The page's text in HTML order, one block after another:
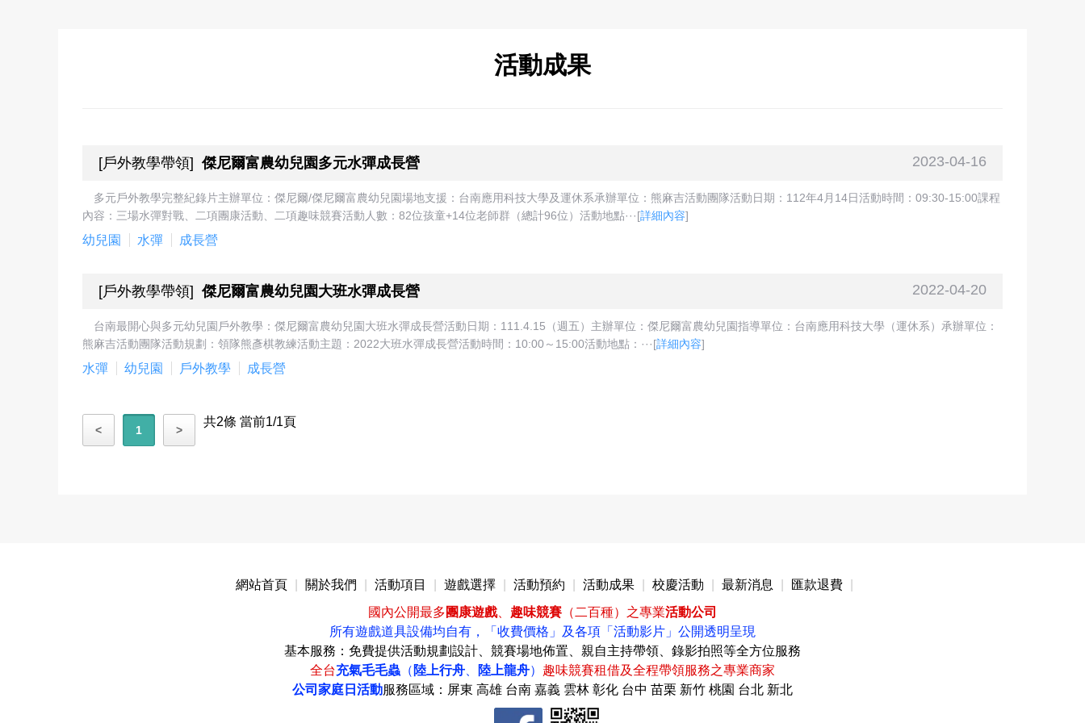
活動成果
2023-04-16
[戶外教學帶領] 傑尼爾富農幼兒園多元水彈成長營
多元戶外教學完整紀錄片主辦單位：傑尼爾/傑尼爾富農幼兒園場地支援：台南應用科技大學及運休系承辦單位：熊麻吉活動團隊活動日期：112年4月14日活動時間：09:30-15:00課程
內容：三場水彈對戰、二項團康活動、二項趣味競賽活動人數：82位孩童+14位老師群（總計96位）活動地點···[詳細內容]
幼兒園 水彈 成長營
2022-04-20
[戶外教學帶領] 傑尼爾富農幼兒園大班水彈成長營
台南最開心與多元幼兒園戶外教學：傑尼爾富農幼兒園大班水彈成長營活動日期：111.4.15（週五）主辦單位：傑尼爾富農幼兒園指導單位：台南應用科技大學（運休系）承辦單位：
熊麻吉活動團隊活動規劃：領隊熊彥棋教練活動主題：2022大班水彈成長營活動時間：10:00～15:00活動地點：···[詳細內容]
水彈 幼兒園 戶外教學 成長營
< 1 >
共2條 當前1/1頁
網站首頁 關於我們 活動項目 遊戲選擇 活動預約 活動成果 校慶活動 最新消息 匯款退費
國內公開最多團康遊戲、 趣味競賽 （二百種）之專業活動公司
所有遊戲道具設備均自有，
「收費價格」 及各項 「活動影片」公開透明呈現
基本服務：免費提供活動規劃設計、競賽場地佈置、親自主持帶領、錄影拍照等全方位服務
全台充氣毛毛蟲 （ 陸上行舟 陸上龍舟） 趣味競賽租借及全程帶領服務之專業商家
公司家庭日活動服務區域：屏東 高雄 台南 嘉義 雲林 彰化 台中 苗栗 新竹 桃園 台北 新北